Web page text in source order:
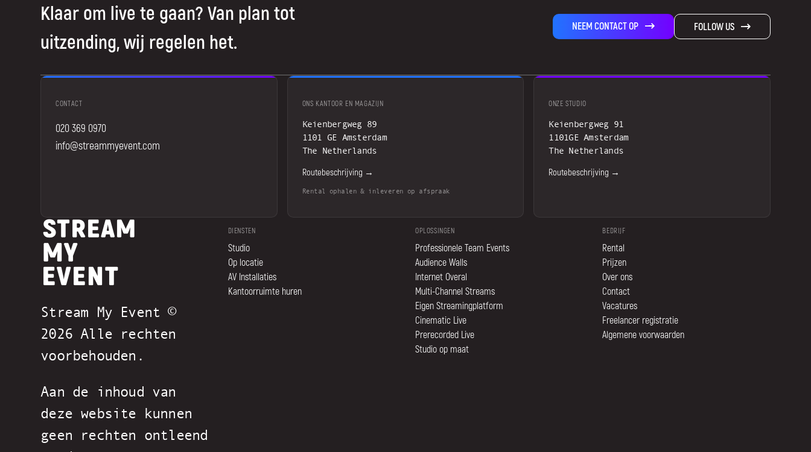
Klaar om live te gaan? Van plan tot
uitzending, wij regelen het.
NEEM CONTACT OP FOLLOW US
CONTACT
020 369 0970
info@streammyevent.com
ONS KANTOOR EN MAGAZIJN
Keienbergweg 89
1101 GE Amsterdam
The Netherlands
Routebeschrijving →
Rental ophalen & inleveren op afspraak
ONZE STUDIO
Keienbergweg 91
1101GE Amsterdam
The Netherlands
Routebeschrijving →
Stream My Event ©
2026 Alle rechten
voorbehouden.
Aan de inhoud van
deze website kunnen
geen rechten ontleend
DIENSTEN
Studio
Op locatie
AV Installaties
Kantoorruimte huren
OPLOSSINGEN
Professionele Team Events
Audience Walls
Internet Overal
Multi-Channel Streams
Eigen Streamingplatform
Cinematic Live
Prerecorded Live
Studio op maat
BEDRIJF
Rental
Prijzen
Over ons
Contact
Vacatures
Freelancer registratie
Algemene voorwaarden